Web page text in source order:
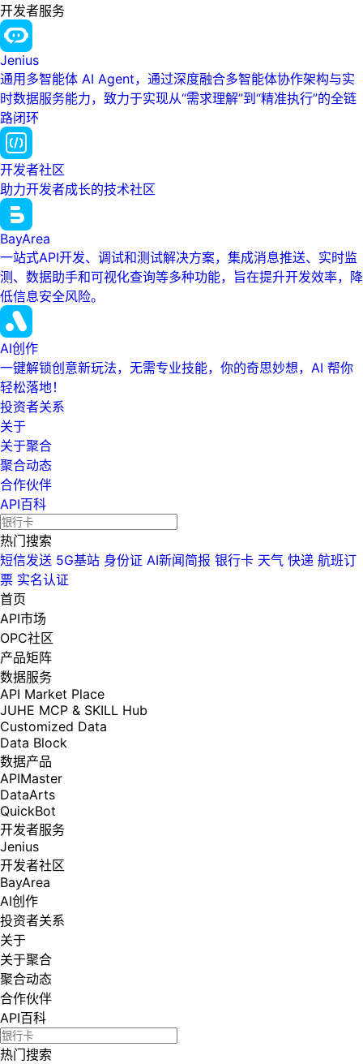
开发者服务
Jenius
通用多智能体 AI Agent，通过深度融合多智能体协作架构与实
时数据服务能力，致力于实现从“需求理解”到“精准执行”的全链
路闭环
开发者社区
助力开发者成长的技术社区
BayArea
一站式API开发、调试和测试解决方案，集成消息推送、实时监
测、数据助手和可视化查询等多种功能，旨在提升开发效率，降
低信息安全风险。
AI创作
一键解锁创意新玩法，无需专业技能，你的奇思妙想，AI 帮你
轻松落地！
投资者关系
关于
关于聚合
聚合动态
合作伙伴
API百科
热门搜索
短信发送 5G基站 身份证 AI新闻简报 银行卡 天气 快递 航班订
票 实名认证
首页
API市场
OPC社区
产品矩阵
数据服务
API Market Place
JUHE MCP & SKILL Hub
Customized Data
Data Block
数据产品
APIMaster
DataArts
QuickBot
开发者服务
Jenius
开发者社区
BayArea
AI创作
投资者关系
关于
关于聚合
聚合动态
合作伙伴
API百科
热门搜索